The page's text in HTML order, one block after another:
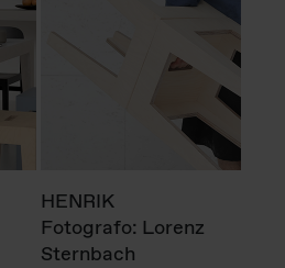
HENRIK
Fotografo: Lorenz
Sternbach